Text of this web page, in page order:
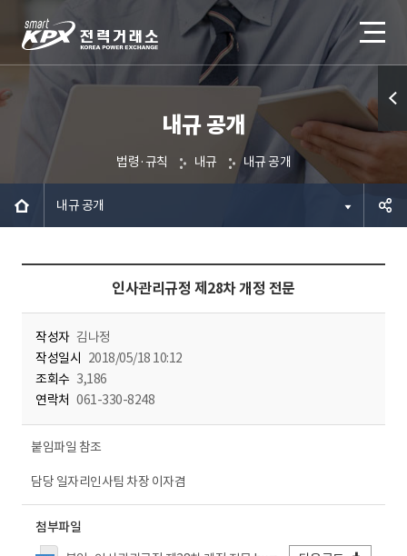
내규 공개
법령·규칙 내규 내규 공개
내규 공개
인사관리규정 제28차 개정 전문
작성자 김나정
작성일시 2018/05/18 10:12
조회수 3,186
연락처 061-330-8248
붙임파일 참조
담당 일자리인사팀 차장 이자겸
첨부파일
퀵메